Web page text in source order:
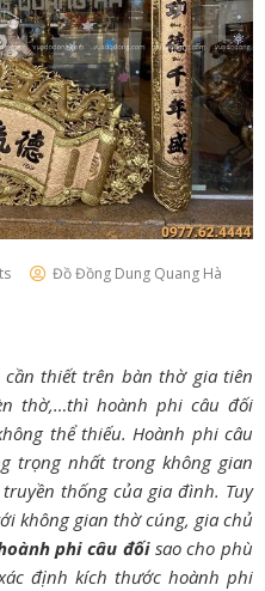
Đồ Đồng Dung Quang Hà
thiết trên bàn thờ gia tiên
thờ,…thì hoành phi câu đối
thể thiếu. Hoành phi câu
trọng nhất trong không gian
thống của gia đình. Tuy
không gian thờ cúng, gia chủ
phi câu đốisao cho phù
định kích thước hoành phi